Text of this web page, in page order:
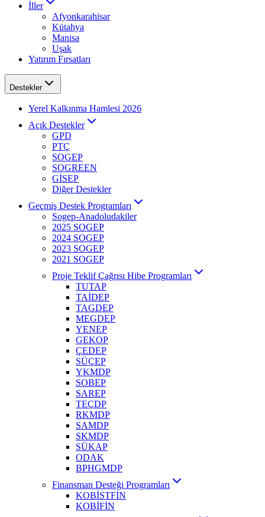
İller
Afyonkarahisar
Kütahya
Manisa
Uşak
Yatırım Fırsatları
Destekler
Yerel Kalkınma Hamlesi 2026
Açık Destekler
GPD
PTÇ
SOGEP
SOGREEN
GİSEP
Diğer Destekler
Geçmiş Destek Programları
Sogep-Anadoludakiler
2025 SOGEP
2024 SOGEP
2023 SOGEP
2021 SOGEP
Proje Teklif Çağrısı Hibe Programları
TUTAP
TAİDEP
TAGDEP
MEGDEP
YENEP
GEKOP
ÇEDEP
SÜÇEP
YKMDP
SOBEP
SAREP
TEÇDP
RKMDP
SAMDP
SKMDP
SÜKAP
ODAK
BPHGMDP
Finansman Desteği Programları
KOBİSTFİN
KOBİFİN